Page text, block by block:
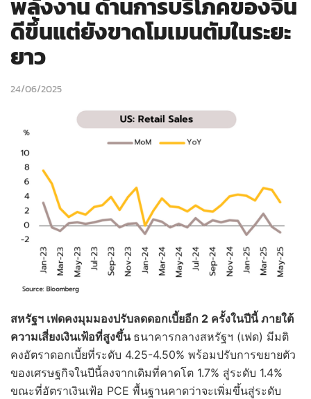
พลังงาน ด้านการบริโภคของจีน
ดีขึ้นแต่ยังขาดโมเมนตัมในระยะ
ยาว
24/06/2025
สหรัฐฯ เฟดคงมุมมองปรับลดดอกเบี้ยอีก 2 ครั้งในปีนี้ ภายใต้
ความเสี่ยงเงินเฟ้อที่สูงขึ้น ธนาคารกลางสหรัฐฯ (เฟด) มีมติ
คงอัตราดอกเบี้ยที่ระดับ 4.25-4.50% พร้อมปรับการขยายตัว
ของเศรษฐกิจในปีนี้ลงจากเดิมที่คาดโต 1.7% สู่ระดับ 1.4%
ขณะที่อัตราเงินเฟ้อ PCE พื้นฐานคาดว่าจะเพิ่มขึ้นสู่ระดับ